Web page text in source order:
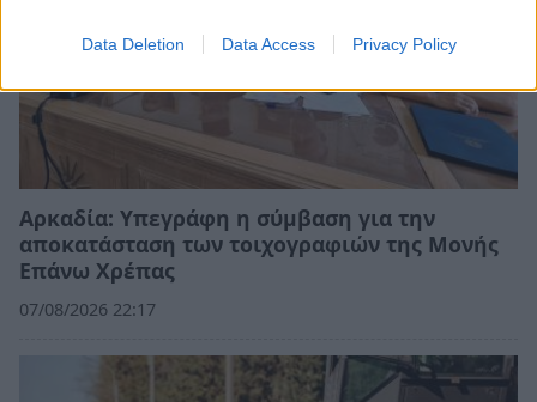
Data Deletion Data Access Privacy Policy
Αρκαδία: Υπεγράφη η σύμβαση για την
αποκατάσταση των τοιχογραφιών της Μονής
Επάνω Χρέπας
07/08/2026 22:17